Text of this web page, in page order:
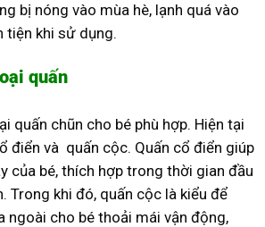
bị nóng vào mùa hè, lạnh quá vào
tiện khi sử dụng.
quấn
quấn chũn cho bé phù hợp. Hiện tại
điển và quấn cộc. Quấn cổ điển giúp
của bé, thích hợp trong thời gian đầu
Trong khi đó, quấn cộc là kiểu để
ngoài cho bé thoải mái vận động,